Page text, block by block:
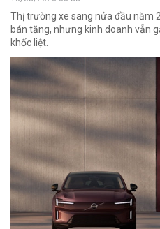
Thị trường xe sang nửa đầu năm
bán tăng, nhưng kinh doanh vẫn
khốc liệt.